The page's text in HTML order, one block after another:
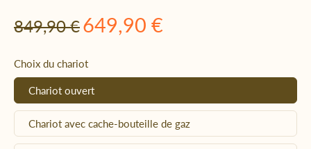
849,90 €649,90 €
Choix du chariot
Chariot ouvert
Chariot avec cache-bouteille de gaz